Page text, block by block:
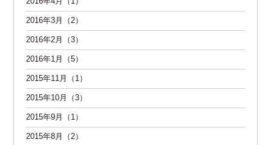
2016年3月（2）
2016年2月（3）
2016年1月（5）
2015年11月（1）
2015年10月（3）
2015年9月（1）
2015年8月（2）